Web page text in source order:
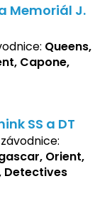
Memoriál J.
Queens,
Capone,
SS a DT
závodnice:
Orient,
Detectives